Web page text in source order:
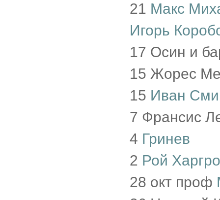
21 Макс
Игорь
17 Осин и
15 Жорес
15 Иван
7 Франсис
4 Гринев
2 Рой
28 окт проф